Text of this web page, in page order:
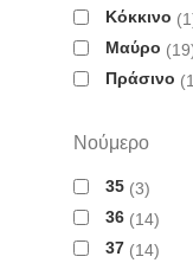
Κόκκινο
1
Μαύρο
19
Πράσινο
1
Νούμερο
35 3
36
14
37
14